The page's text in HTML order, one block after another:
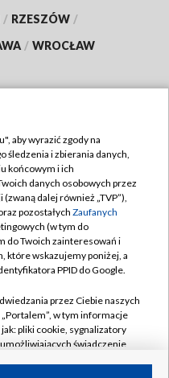
/ RZESZÓW /
/ WROCŁAW
TVP
aby wyrazić zgody na
śledzenia i zbierania danych,
końcowym i ich
danych osobowych przez
dalej również „TVP”),
pozostałych Zaufanych
(w tym do
do Twoich zainteresowań i
które wskazujemy poniżej, a
PPID do Google.
przez Ciebie naszych
w tym informacje
pliki cookie, sygnalizatory
świadczenie